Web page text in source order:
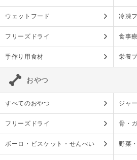
ウェットフード 冷凍
フリーズドライ 食事
手作り用食材 栄養
おやつ
すべてのおやつ ジャ
フリーズドライ 骨・
ボーロ・ビスケット・せんべい 野菜